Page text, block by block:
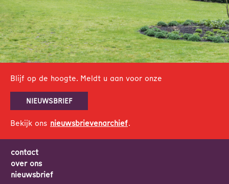
Blijf op de hoogte. Meldt u aan voor onze
NIEUWSBRIEF
Bekijk ons nieuwsbrievenarchief.
contact
over ons
nieuwsbrief